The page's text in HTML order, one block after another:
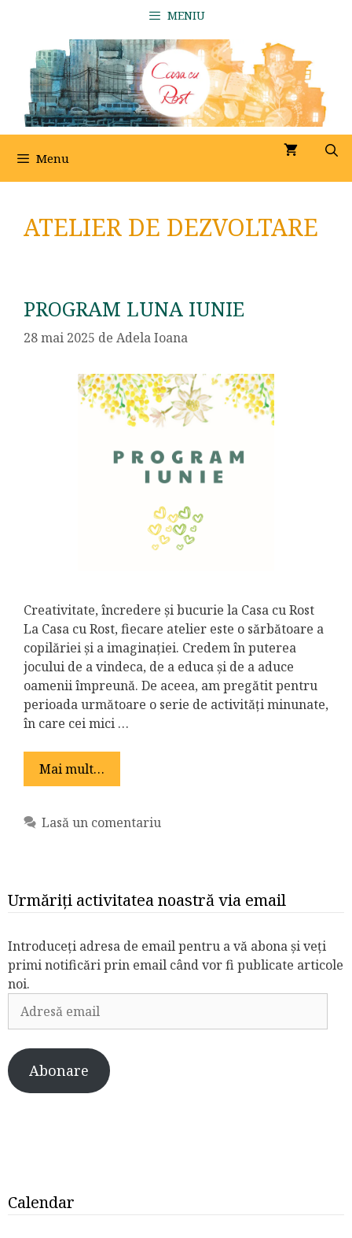
conținut
MENIU
Menu
ATELIER DE DEZVOLTARE
PROGRAM LUNA IUNIE
28 mai 2025 de Adela Ioana
Creativitate, încredere și bucurie la Casa cu Rost
La Casa cu Rost, fiecare atelier este o sărbătoare a
copilăriei și a imaginației. Credem în puterea
jocului de a vindeca, de a educa și de a aduce
oamenii împreună. De aceea, am pregătit pentru
perioada următoare o serie de activități minunate,
în care cei mici …
Mai mult…
Lasă un comentariu
Urmăriți activitatea noastră via email
Introduceți adresa de email pentru a vă abona și veți
primi notificări prin email când vor fi publicate articole
noi.
Adresă
email
Abonare
Calendar